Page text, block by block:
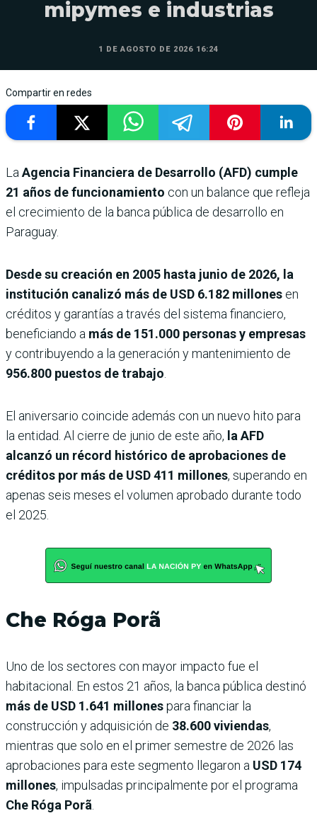
mipymes e industrias
1 DE AGOSTO DE 2026 16:24
Compartir en redes
La Agencia Financiera de Desarrollo (AFD) cumple
21 años de funcionamiento con un balance que refleja
el crecimiento de la banca pública de desarrollo en
Paraguay.
Desde su creación en 2005 hasta junio de 2026, la
institución canalizó más de USD 6.182 millones en
créditos y garantías a través del sistema financiero,
beneficiando a más de 151.000 personas y empresas
y contribuyendo a la generación y mantenimiento de
956.800 puestos de trabajo
El aniversario coincide además con un nuevo hito para
la entidad. Al cierre de junio de este año, la AFD
alcanzó un récord histórico de aprobaciones de
créditos por más de USD 411 millones, superando en
apenas seis meses el volumen aprobado durante todo
el 2025.
Che Róga Porã
Uno de los sectores con mayor impacto fue el
habitacional. En estos 21 años, la banca pública destinó
más de USD 1.641 millonespara financiar la
construcción y adquisición de 38.600 viviendas,
mientras que solo en el primer semestre de 2026 las
aprobaciones para este segmento llegaron a USD 174
millones, impulsadas principalmente por el programa
Che Róga Porã